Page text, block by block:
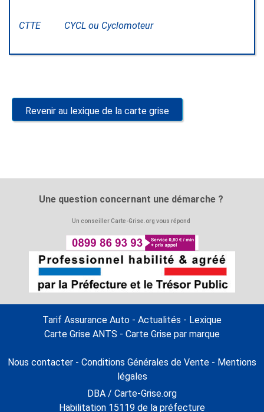
CTTE CYCL ou Cyclomoteur
Revenir au lexique de la carte grise
Une question concernant une démarche ?
Un conseiller Carte-Grise.org vous répond
Tarif Assurance Auto - Actualités - Lexique
Carte Grise ANTS - Carte Grise par marque
Nous contacter - Conditions Générales de Vente - Mentions
légales
DBA / Carte-Grise.org
Habilitation 15119 de la préfecture